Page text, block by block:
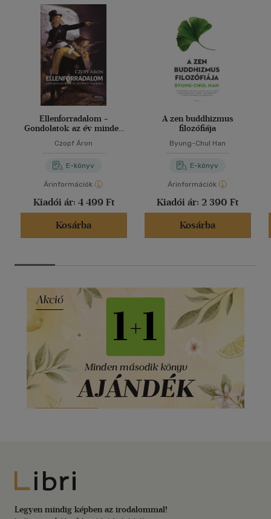
Ellenforradalom -
Gondolatok az év minden
napjára
Czopf Áron
E-könyv
Árinformációk
Kiadói ár: 4 499 Ft
Kosárba
A zen buddhizmus
filozófiája
Byung-Chul Han
E-könyv
Árinformációk
Kiadói ár: 2 390 Ft
Kosárba
Libri
Legyen mindig képben az irodalommal!